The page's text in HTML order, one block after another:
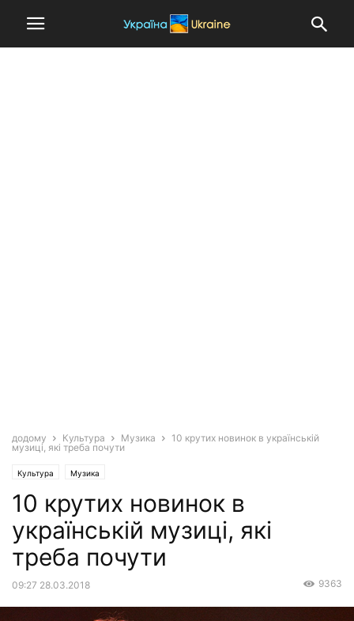
додому Культура Музика
10 крутих новинок в українській
музиці, які треба почути
Культура Музика
10 крутих новинок в
українській музиці, які
треба почути
09:27 28.03.2018 9363